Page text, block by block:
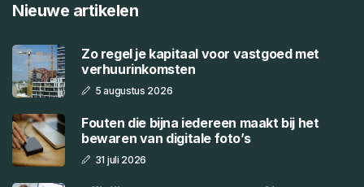
Nieuwe artikelen
Zo regel je kapitaal voor vastgoed met
verhuurinkomsten
5 augustus 2026
Fouten die bijna iedereen maakt bij het
bewaren van digitale foto’s
31 juli 2026